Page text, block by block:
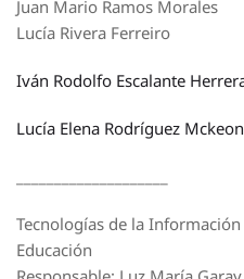
Juan Mario Ramos Morales
Lucía Rivera Ferreiro
Iván Rodolfo Escalante
Lucía Elena Rodríguez Mckeon
Tecnologías de la
Educación